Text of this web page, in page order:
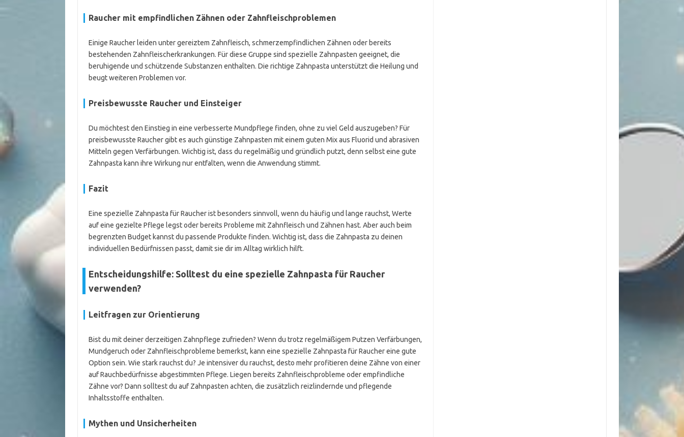
Raucher mit empfindlichen Zähnen oder Zahnfleischproblemen
Einige Raucher leiden unter gereiztem Zahnfleisch, schmerzempfindlichen Zähnen oder bereits
bestehenden Zahnfleischerkrankungen. Für diese Gruppe sind spezielle Zahnpasten geeignet, die
beruhigende und schützende Substanzen enthalten. Die richtige Zahnpasta unterstützt die Heilung und
beugt weiteren Problemen vor.
Preisbewusste Raucher und Einsteiger
Du möchtest den Einstieg in eine verbesserte Mundpflege finden, ohne zu viel Geld auszugeben? Für
preisbewusste Raucher gibt es auch günstige Zahnpasten mit einem guten Mix aus Fluorid und abrasiven
Mitteln gegen Verfärbungen. Wichtig ist, dass du regelmäßig und gründlich putzt, denn selbst eine gute
Zahnpasta kann ihre Wirkung nur entfalten, wenn die Anwendung stimmt.
Fazit
Eine spezielle Zahnpasta für Raucher ist besonders sinnvoll, wenn du häufig und lange rauchst, Werte
auf eine gezielte Pflege legst oder bereits Probleme mit Zahnfleisch und Zähnen hast. Aber auch beim
begrenzten Budget kannst du passende Produkte finden. Wichtig ist, dass die Zahnpasta zu deinen
individuellen Bedürfnissen passt, damit sie dir im Alltag wirklich hilft.
Entscheidungshilfe: Solltest du eine spezielle Zahnpasta für Raucher
verwenden?
Leitfragen zur Orientierung
Bist du mit deiner derzeitigen Zahnpflege zufrieden? Wenn du trotz regelmäßigem Putzen Verfärbungen,
Mundgeruch oder Zahnfleischprobleme bemerkst, kann eine spezielle Zahnpasta für Raucher eine gute
Option sein. Wie stark rauchst du? Je intensiver du rauchst, desto mehr profitieren deine Zähne von einer
auf Rauchbedürfnisse abgestimmten Pflege. Liegen bereits Zahnfleischprobleme oder empfindliche
Zähne vor? Dann solltest du auf Zahnpasten achten, die zusätzlich reizlindernde und pflegende
Inhaltsstoffe enthalten.
Mythen und Unsicherheiten